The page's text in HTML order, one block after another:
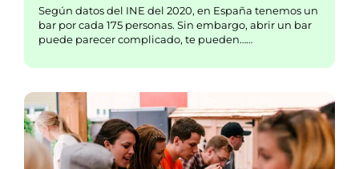
Según datos del INE del 2020, en España tenemos un
bar por cada 175 personas. Sin embargo, abrir un bar
puede parecer complicado, te pueden……